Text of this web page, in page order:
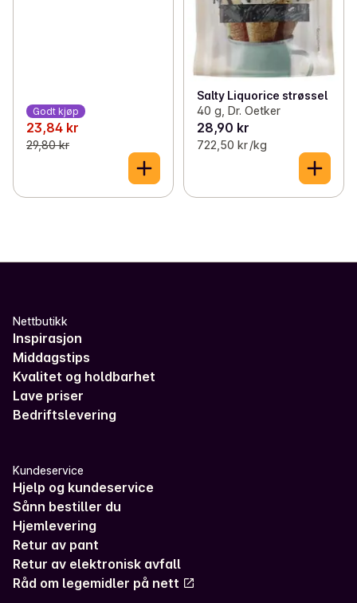
Godt kjøp
23,84 kr
29,80 kr
Salty Liquorice strøssel
40 g, Dr. Oetker
28,90 kr
722,50 kr /kg
Nettbutikk
Inspirasjon
Middagstips
Kvalitet og holdbarhet
Lave priser
Bedriftslevering
Kundeservice
Hjelp og kundeservice
Sånn bestiller du
Hjemlevering
Retur av pant
Retur av elektronisk avfall
Råd om legemidler på nett